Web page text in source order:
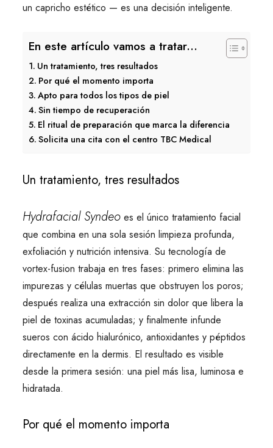
un capricho estético — es una decisión inteligente.
En este artículo vamos a tratar...
Un tratamiento, tres resultados
Por qué el momento importa
Apto para todos los tipos de piel
Sin tiempo de recuperación
El ritual de preparación que marca la diferencia
Solicita una cita con el centro TBC Medical
Un tratamiento, tres resultados
Hydrafacial Syndeoes el único tratamiento facial
que combina en una sola sesión limpieza profunda,
exfoliación y nutrición intensiva. Su tecnología de
vortex-fusion trabaja en tres fases: primero elimina las
impurezas y células muertas que obstruyen los poros;
después realiza una extracción sin dolor que libera la
piel de toxinas acumuladas; y finalmente infunde
sueros con ácido hialurónico, antioxidantes y péptidos
directamente en la dermis. El resultado es visible
desde la primera sesión: una piel más lisa, luminosa e
hidratada.
Por qué el momento importa